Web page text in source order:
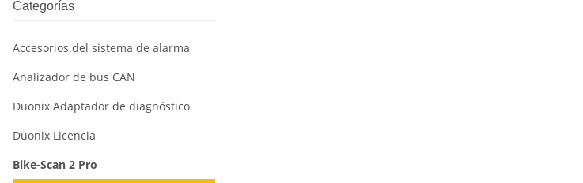
Categorías
Accesorios del sistema de alarma
Analizador de bus CAN
Duonix Adaptador de diagnóstico
Duonix Licencia
Bike-Scan 2 Pro